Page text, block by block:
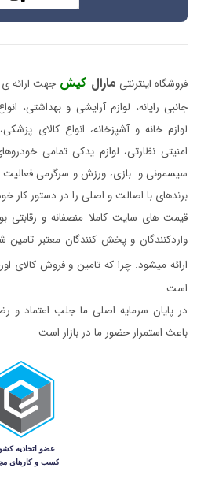
فروشگاه اینترنتی مارال کیش جهت ارائه ی
جانبی رایانه، لوازم آرایشی و بهداشتی،
لوازم خانه و آشپزخانه، انواع کالای
امنیتی نظارتی، لوازم یدکی تمامی
سیسمونی و بازی، ورزش و سرگرمی فعالیت
برندهای با اصالت و اصلی را در دستور کار
قیمت های سایت کاملا منصفانه و رقابتی
واردکنندگان و پخش کنندگان معتبر
ارائه میشود. چرا که تامین و فروش کالای
است.
در پایان سرمایه اصلی ما جلب اعتماد
باعث استمرار حضور ما در بازار است